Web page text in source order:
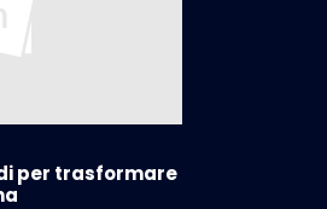
per trasformare